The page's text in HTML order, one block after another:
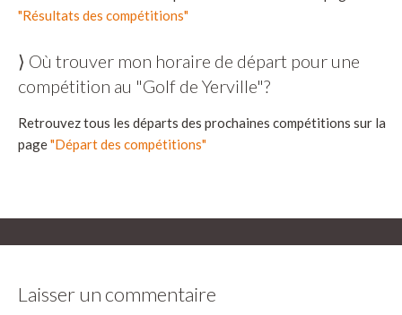
"Résultats des compétitions"
⟩ Où trouver mon horaire de départ pour une
compétition au "Golf de Yerville"?
Retrouvez tous les départs des prochaines compétitions sur la
page"Départ des compétitions"
Laisser un commentaire